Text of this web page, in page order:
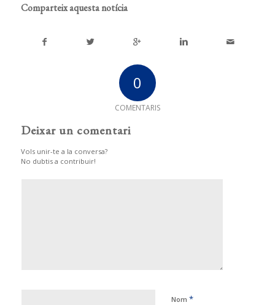
Comparteix aquesta notícia
0
COMENTARIS
Deixar un comentari
Vols unir-te a la conversa?
No dubtis a contribuir!
Nom *